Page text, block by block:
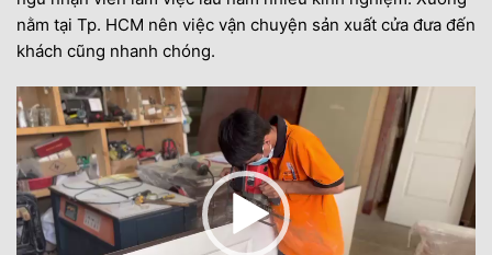
nằm tại Tp. HCM nên việc vận chuyện sản xuất cửa đưa đến
khách cũng nhanh chóng.
Trình
chơi
Video